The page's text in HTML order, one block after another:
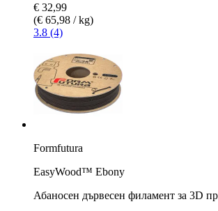
€ 32,99
(€ 65,98 / kg)
3.8 (4)
Formfutura
EasyWood™ Ebony
Абаносен дървесен филамент за 3D